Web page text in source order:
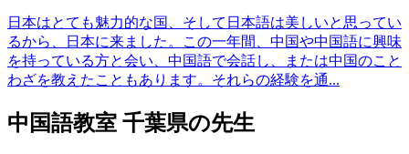
日本はとても魅力的な国、そして日本語は美しいと思ってい
るから、日本に来ました。この一年間、中国や中国語に興味
を持っている方と会い、中国語で会話し、または中国のこと
わざを教えたこともあります。それらの経験を通...
中国語教室 千葉県の先生